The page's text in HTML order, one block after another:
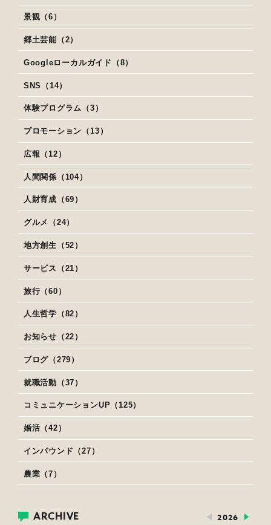
景観（6）
郷土芸能（2）
Googleローカルガイド（8）
SNS（14）
体験プログラム（3）
プロモーション（13）
広報（12）
人間関係（104）
人財育成（69）
グルメ（24）
地方創生（52）
サービス（21）
旅行（60）
人生哲学（82）
お知らせ（22）
ブログ（279）
就職活動（37）
コミュニケーションUP（125）
婚活（42）
インバウンド（27）
農業（7）
ARCHIVE 2026